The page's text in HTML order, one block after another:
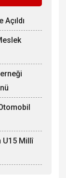
U15 Millî